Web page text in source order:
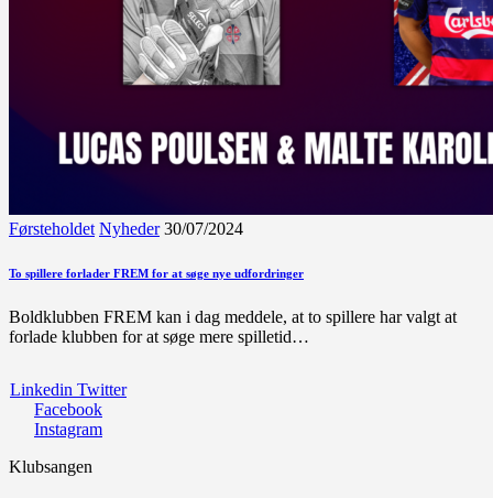
Førsteholdet Nyheder 30/07/2024
To spillere forlader FREM for at søge nye udfordringer
Boldklubben FREM kan i dag meddele, at to spillere har valgt at
forlade klubben for at søge mere spilletid…
Linkedin Twitter
Facebook
Instagram
Klubsangen